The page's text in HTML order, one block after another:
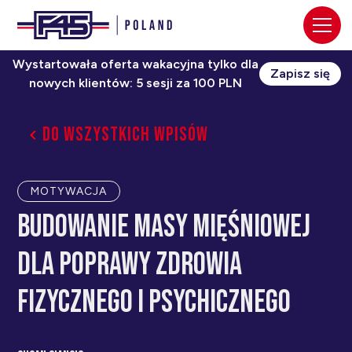
Wystartowała oferta wakacyjna tylko dla
nowych klientów: 5 sesji za 100 PLN
Zapisz się
do wszystkich wpisów
MOTYWACJA
BUDOWANIE MASY MIĘŚNIOWEJ
DLA POPRAWY ZDROWIA
FIZYCZNEGO I PSYCHICZNEGO